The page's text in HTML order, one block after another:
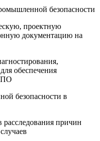
безопасности
проектную
документацию на
обеспечения
безопасности в
расследования причин